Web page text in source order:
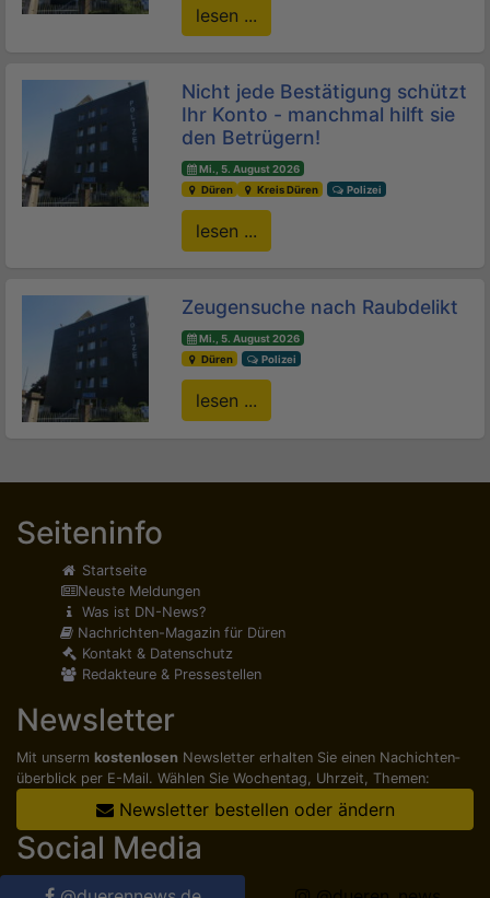
lesen ...
Nicht jede Bestätigung schützt
Ihr Konto - manchmal hilft sie
den Betrügern!
Mi., 5. August 2026
Düren
Kreis Düren Polizei
lesen ...
Zeugensuche nach Raubdelikt
Mi., 5. August 2026
Düren
Polizei
lesen ...
Seiteninfo
Startseite
Neuste Meldungen
Was ist DN-News?
Nachrichten-Magazin für Düren
Kontakt & Datenschutz
Redakteure & Pressestellen
Newsletter
Mit unserm kostenlosen Newsletter erhalten Sie einen Nachichten­
überblick per E-Mail. Wählen Sie Wochentag, Uhrzeit, Themen:
Newsletter bestellen oder ändern
Social Media